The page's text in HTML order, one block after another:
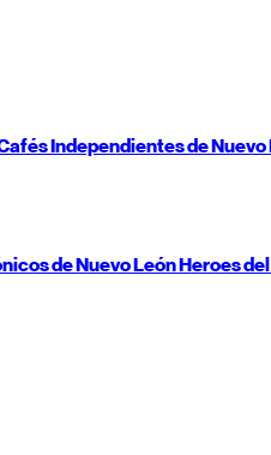
Independientes deNuevo
deNuevo LeónHeroes